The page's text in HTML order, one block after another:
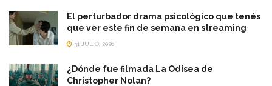
El perturbador drama psicológico que tenés
que ver este fin de semana en streaming
31 JULIO, 2026
¿Dónde fue filmada La Odisea de
Christopher Nolan?